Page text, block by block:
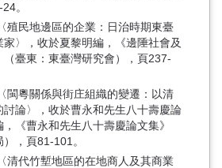
。
殖民地邊區的企業：日治時期東臺
〉，收於夏黎明編，《邊陲社會及
臺東：東臺灣研究會），頁237-
閩粵關係與街庄組織的變遷：以清
討論〉，收於曹永和先生八十壽慶論
《曹永和先生八十壽慶論文集》
），頁81-101。
清代竹塹地區的在地商人及其商業